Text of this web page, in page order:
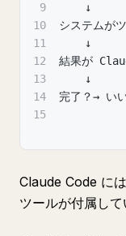
9
    ↓
10
システムが
11
    ↓
12
結果が
13
    ↓
14
完了？→ い
15
Claude Code に
ツールが付属して